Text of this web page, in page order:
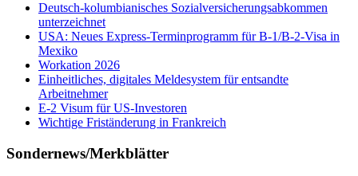
Deutsch-kolumbianisches Sozialversicherungsabkommen
unterzeichnet
USA: Neues Express-Terminprogramm für B-1/B-2-Visa in
Mexiko
Workation 2026
Einheitliches, digitales Meldesystem für entsandte
Arbeitnehmer
E-2 Visum für US-Investoren
Wichtige Friständerung in Frankreich
Sondernews/Merkblätter